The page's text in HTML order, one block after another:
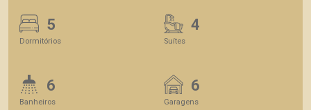
5
Dormitórios
4
Suítes
6
Banheiros
6
Garagens